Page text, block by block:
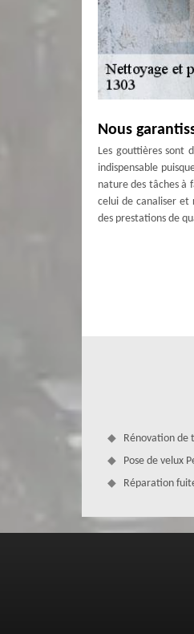
Nous
Les gouttières sont
indispensable
nature des tâches à
celui de canaliser et
des prestations de
Demandez
Pour connaitre
n’hésitez pas à
Rénovation de
Pose de velux
Réparation